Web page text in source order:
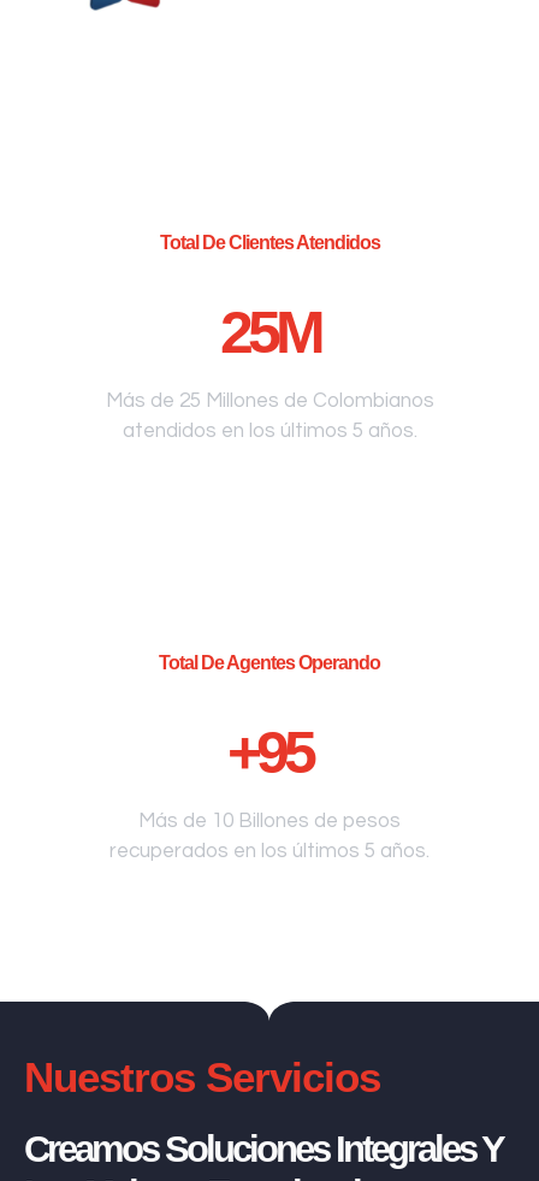
Total De Clientes Atendidos
25M
Más de 25 Millones de Colombianos
atendidos en los últimos 5 años.
Total De Agentes Operando
+95
Más de 10 Billones de pesos
recuperados en los últimos 5 años.
Nuestros Servicios
Creamos Soluciones Integrales Y